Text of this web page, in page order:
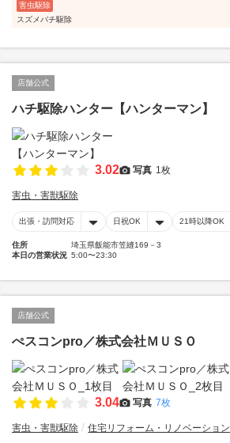
害虫駆除
スズメバチ駆除
店舗公式
ハチ駆除ハンター【ハンターマン】
3.02 写真 1枚
害虫・害獣駆除
出張・訪問対応 日祝OK 21時以降OK
住所
埼玉県飯能市笠縫169－3
本日の営業状況 5:00〜23:30
店舗公式
ぺスコンpro／株式会社ＭＵＳＯ
3.04 写真 7枚
害虫・害獣駆除 住宅リフォーム・リノベーション